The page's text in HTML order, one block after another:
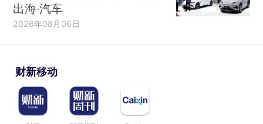
出海·汽车
2026年08月06日
财新移动